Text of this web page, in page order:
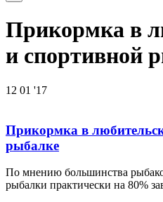
Прикормка в
и спортивной
12 01 '17
Прикормка в
рыбалке
По мнению большинства
рыбалки практически на 80%